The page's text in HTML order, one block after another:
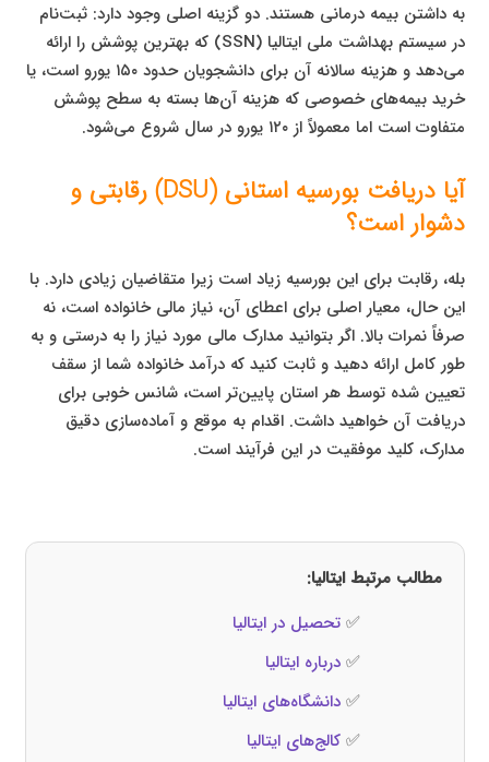
به داشتن بیمه درمانی هستند. دو گزینه اصلی وجود دارد: ثبت‌نام
در سیستم بهداشت ملی ایتالیا (SSN) که بهترین پوشش را ارائه
می‌دهد و هزینه سالانه آن برای دانشجویان حدود ۱۵۰ یورو است، یا
خرید بیمه‌های خصوصی که هزینه آن‌ها بسته به سطح پوشش
متفاوت است اما معمولاً از ۱۲۰ یورو در سال شروع می‌شود.
آیا دریافت بورسیه استانی (DSU) رقابتی و
دشوار است؟
بله، رقابت برای این بورسیه زیاد است زیرا متقاضیان زیادی دارد. با
این حال، معیار اصلی برای اعطای آن، نیاز مالی خانواده است، نه
صرفاً نمرات بالا. اگر بتوانید مدارک مالی مورد نیاز را به درستی و به
طور کامل ارائه دهید و ثابت کنید که درآمد خانواده شما از سقف
تعیین شده توسط هر استان پایین‌تر است، شانس خوبی برای
دریافت آن خواهید داشت. اقدام به موقع و آماده‌سازی دقیق
مدارک، کلید موفقیت در این فرآیند است.
مطالب مرتبط ایتالیا:
✅تحصیل در ایتالیا
✅درباره ایتالیا
✅دانشگاه‌های ایتالیا
✅کالج‌های ایتالیا